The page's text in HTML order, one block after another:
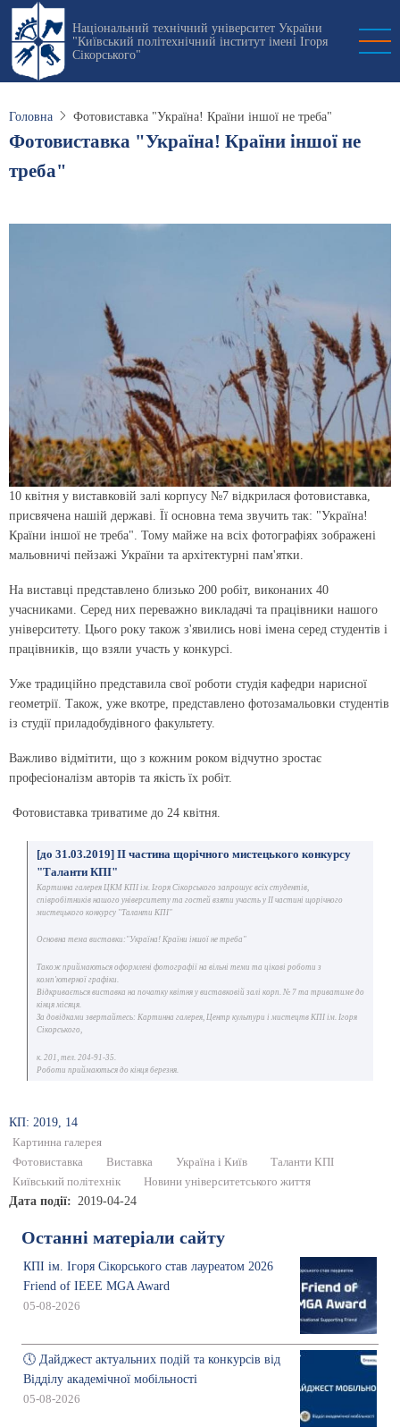
Перейти
основного
вмісту
Національний технічний університет України
"Київський політехнічний інститут імені Ігоря
Сікорського"
Головна Фотовиставка "Україна! Країни іншої не треба"
Фотовиставка "Україна! Країни іншої не
треба"
10 квітня у виставковій залі корпусу №7 відкрилася фотовиставка,
присвячена нашій державі. Її основна тема звучить так: "Україна!
Країни іншої не треба". Тому майже на всіх фотографіях зображені
мальовничі пейзажі України та архітектурні пам'ятки.
На виставці представлено близько 200 робіт, виконаних 40
учасниками. Серед них переважно викладачі та працівники нашого
університету. Цього року також з'явились нові імена серед студентів і
працівників, що взяли участь у конкурсі.
Уже традиційно представила свої роботи студія кафедри нарисної
геометрії. Також, уже вкотре, представлено фотозамальовки студентів
із студії приладобудівного факультету.
Важливо відмітити, що з кожним роком відчутно зростає
професіоналізм авторів та якість їх робіт.
Фотовиставка триватиме до 24 квітня.
[до 31.03.2019] ІІ частина щорічного мистецького конкурсу
"Таланти КПІ"
Картинна галерея ЦКМ КПІ ім. Ігоря Сікорського запрошує всіх студентів,
співробітників нашого університету та гостей взяти участь у ІІ частині щорічного
мистецького конкурсу "Таланти КПІ"
Основна тема виставки:"Україна! Країни іншої не треба"
Також приймаються оформлені фотографії на вільні теми та цікаві роботи з
комп'ютерної графіки.
Відкривається виставка на початку квітня у виставковій залі корп. № 7 та триватиме до
кінця місяця.
За довідками звертайтесь: Картинна галерея, Центр культури і мистецтв КПІ ім. Ігоря
Сікорського,
к. 201, тел. 204-91-35.
Роботи приймаються до кінця березня.
КП: 2019, 14
Картинна галерея
Фотовиставка
Виставка Україна і Київ
Таланти КПІ
Київський політехнік
Новини університетського життя
Дата події 2019-04-24
Останні матеріали сайту
КПІ ім. Ігоря Сікорського став лауреатом 2026
Friend of IEEE MGA Award
05-08-2026
🕔 Дайджест актуальних подій та конкурсів від
Відділу академічної мобільності
05-08-2026